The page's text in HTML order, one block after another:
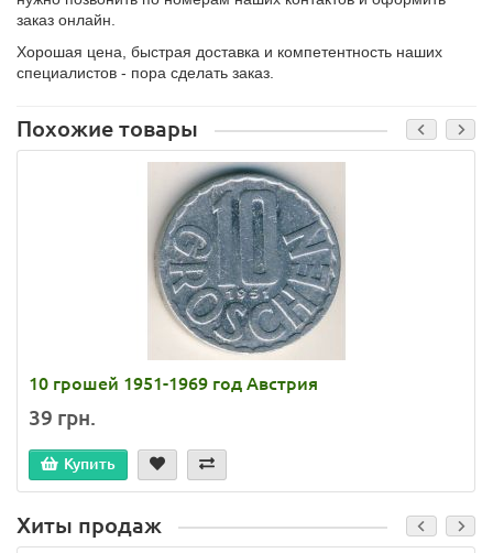
заказ онлайн.
Хорошая цена, быстрая доставка и компетентность наших
специалистов - пора сделать заказ.
Похожие товары
10 грошей 1951-1969 год Австрия
39 грн.
Купить
Хиты продаж